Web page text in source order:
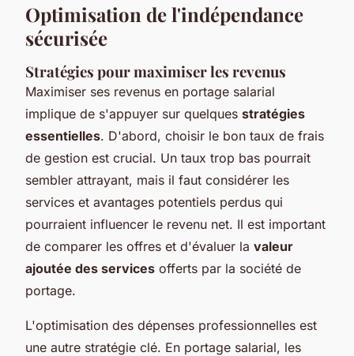
Optimisation de l'indépendance
sécurisée
Stratégies pour maximiser les revenus
Maximiser ses revenus en portage salarial
implique de s'appuyer sur quelques stratégies
essentielles. D'abord, choisir le bon taux de frais
de gestion est crucial. Un taux trop bas pourrait
sembler attrayant, mais il faut considérer les
services et avantages potentiels perdus qui
pourraient influencer le revenu net. Il est important
de comparer les offres et d'évaluer la valeur
ajoutée des services offerts par la société de
portage.
L'optimisation des dépenses professionnelles est
une autre stratégie clé. En portage salarial, les